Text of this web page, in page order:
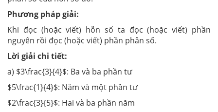
Phương pháp giải:
Khi đọc (hoặc viết) hỗn số ta đọc (hoặc viết) phần
nguyên rồi đọc (hoặc viết) phần phân số.
Lời giải chi tiết:
a) $3\frac{3}{4}$: Ba và ba phần tư
$5\frac{1}{4}$: Năm và một phần tư
$2\frac{3}{5}$: Hai và ba phần năm